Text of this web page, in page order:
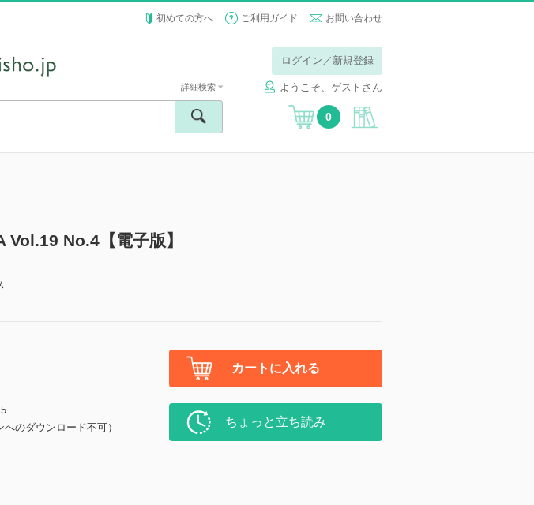
初めての方へ ご利用ガイド お問い合わせ
ログイン／新規登録
ようこそ、ゲストさん
詳細検索
0
Vol.19 No.4【電子版】
へのダウンロード不可）
カートに入れる
ちょっと立ち読み